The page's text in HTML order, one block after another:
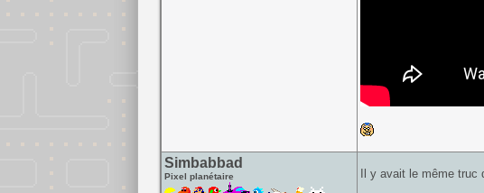
Simbabbad
Pixel planétaire Il y avait le même